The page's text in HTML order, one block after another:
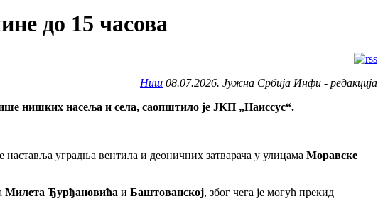
до 15 часова
Ниш 08.07.2026. Јужна Србија Инфи - редакција
нишких насеља и села, саопштило је ЈКП „Наиссус“.
наставља уградња вентила и деоничних затварача у улицама Моравске
Милета Ђурђановића и Баштованској, због чега је могућ прекид